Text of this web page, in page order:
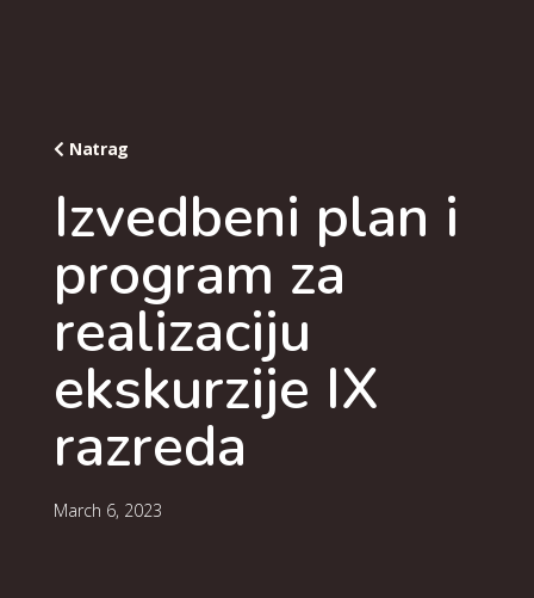
Natrag
Izvedbeni plan i
program za
realizaciju
ekskurzije IX
razreda
March 6, 2023